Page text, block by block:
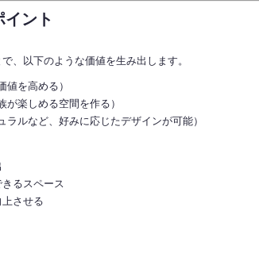
ント
、以下のような価値を生み出します。
値を高める）
楽しめる空間を作る）
ラルなど、好みに応じたデザインが可能）
るスペース
上させる